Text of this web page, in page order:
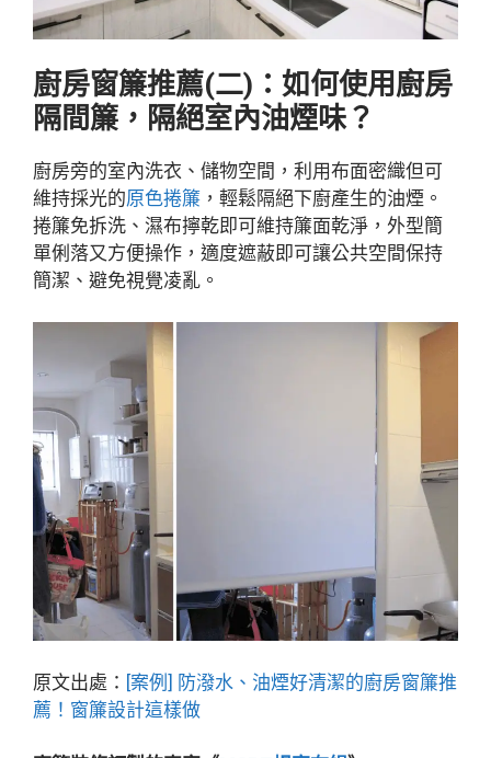
廚房窗簾推薦(二)：如何使用廚房
隔間簾，隔絕室內油煙味？
廚房旁的室內洗衣、儲物空間，利用布面密織但可
維持採光的原色捲簾 ，輕鬆隔絕下廚產生的油煙。
捲簾免拆洗、濕布擰乾即可維持簾面乾淨，外型簡
單俐落又方便操作，適度遮蔽即可讓公共空間保持
簡潔、避免視覺凌亂。
原文出處： [案例] 防潑水、油煙好清潔的廚房窗簾推
薦！窗簾設計這樣做